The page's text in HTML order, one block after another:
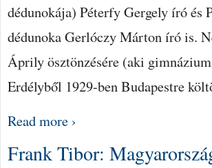
dédunokája) Péterfy Gergely író és
dédunoka Gerlóczy Márton író is.
Áprily ösztönzésére (aki
Erdélyből 1929-ben Budapestre
Read more ›
Frank Tibor: